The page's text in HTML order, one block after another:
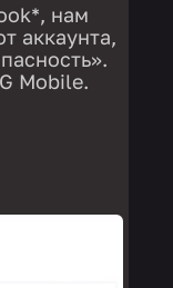
нам
аккаунта,
Mobile.